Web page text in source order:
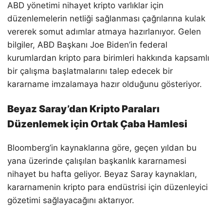
ABD yönetimi nihayet kripto varlıklar için
düzenlemelerin netliği sağlanması çağrılarına kulak
vererek somut adımlar atmaya hazırlanıyor. Gelen
bilgiler, ABD Başkanı Joe Biden’in federal
kurumlardan kripto para birimleri hakkında kapsamlı
bir çalışma başlatmalarını talep edecek bir
kararname imzalamaya hazır olduğunu gösteriyor.
Beyaz Saray’dan Kripto Paraları
Düzenlemek için Ortak Çaba Hamlesi
Bloomberg’in kaynaklarına göre, geçen yıldan bu
yana üzerinde çalışılan başkanlık kararnamesi
nihayet bu hafta geliyor. Beyaz Saray kaynakları,
kararnamenin kripto para endüstrisi için düzenleyici
gözetimi sağlayacağını aktarıyor.